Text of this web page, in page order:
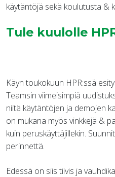
käytäntöjä sekä koulutusta &
Tule kuulolle
Käyn toukokuun HPR:ssä
Teamsin viimeisimpiä
niitä käytäntöjen ja demojen
on mukana myös vinkkejä &
kuin peruskäyttäjillekin.
perinnettä.
Edessä on siis tiivis ja